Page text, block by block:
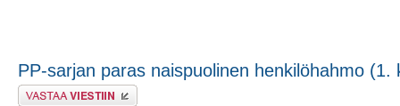
PP-sarjan paras naispuolinen henkilöhahmo (1.
Lähetä vastaus